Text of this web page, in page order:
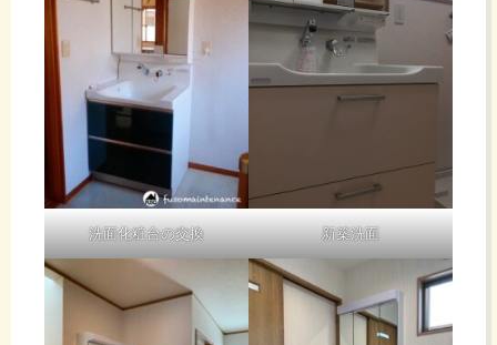
洗面化粧台の交換 新築洗面